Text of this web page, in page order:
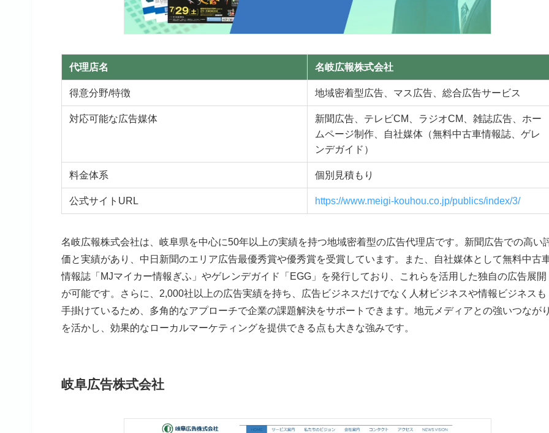
代理店名 名岐広報株式会社
得意分野/特徴 地域密着型広告、マス広告、総合広告サービス
対応可能な広告媒体
新聞広告、テレビCM、ラジオCM、雑誌広告、ホー
ムページ制作、自社媒体（無料中古車情報誌、ゲレ
ンデガイド）
料金体系 個別見積もり
公式サイトURL https://www.meigi-kouhou.co.jp/publics/index/3/
名岐広報株式会社は、岐阜県を中心に50年以上の実績を持つ地域密着型の広告代理店です。新聞広告での高い
価と実績があり、中日新聞のエリア広告最優秀賞や優秀賞を受賞しています。また、自社媒体として無料中古
情報誌「MJマイカー情報ぎふ」やゲレンデガイド「EGG」を発行しており、これらを活用した独自の広告展開
が可能です。さらに、2,000社以上の広告実績を持ち、広告ビジネスだけでなく人材ビジネスや情報ビジネスも
手掛けているため、多角的なアプローチで企業の課題解決をサポートできます。地元メディアとの強いつなが
を活かし、効果的なローカルマーケティングを提供できる点も大きな強みです。
岐阜広告株式会社